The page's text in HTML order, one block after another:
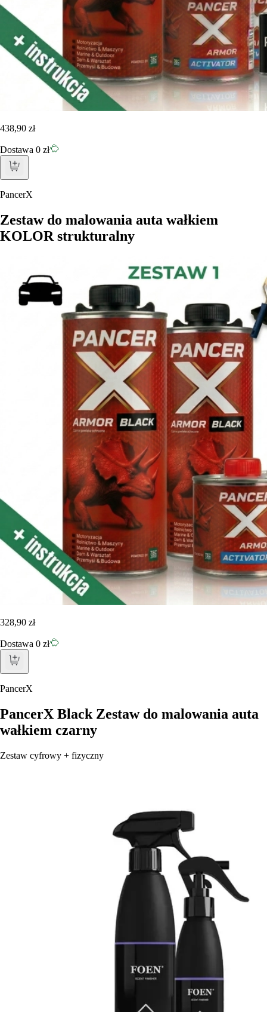
438,90 zł
Dostawa 0 zł
PancerX
Zestaw do malowania auta wałkiem
KOLOR strukturalny
328,90 zł
Dostawa 0 zł
PancerX
PancerX Black Zestaw do malowania auta
wałkiem czarny
Zestaw cyfrowy + fizyczny